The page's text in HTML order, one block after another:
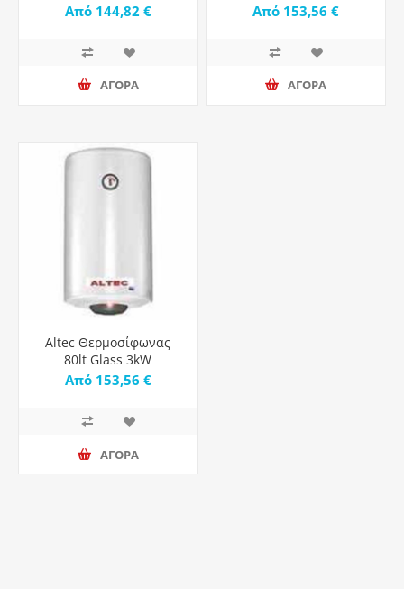
Από 144,82 €
ΑΓΟΡΑ
Από 153,56 €
ΑΓΟΡΑ
Altec Θερμοσίφωνας
80lt Glass 3kW
Από 153,56 €
ΑΓΟΡΑ